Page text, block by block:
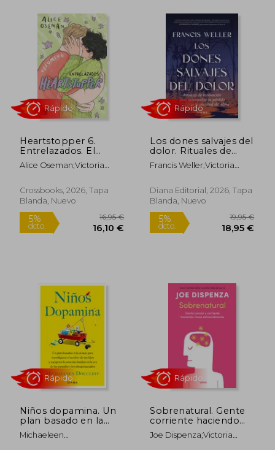
10,20 €
Rápido
Heartstopper 6.
Entrelazados. El
esperado final del
fenómeno de Netflix
Alice Oseman;Victoria
Crossbooks, 2026, Tapa
Blanda, Nuevo
Los dones salvajes del
dolor. Rituales de
renovación para
acompañar la pérdida
plenitud del alma
Francis Weller;Victoria
Diana Editorial, 2026, Tapa
Blanda, Nuevo
Niños dopamina. Un
plan basado en la
ciencia para
reconfigurar el
Michaeleen
Sobrenatural. Gente
corriente haciendo
cosas extraordinarias
Joe Dispenza;Victoria